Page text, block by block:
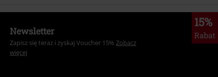
15%
Rabat
Newsletter
Zapisz się teraz i zyskaj Voucher 15% Zobacz
więcej